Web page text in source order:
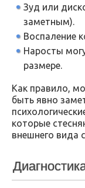
Зуд или
заметным).
Воспаление
Наросты
размере.
Как правило,
быть явно
которые
внешнего вида